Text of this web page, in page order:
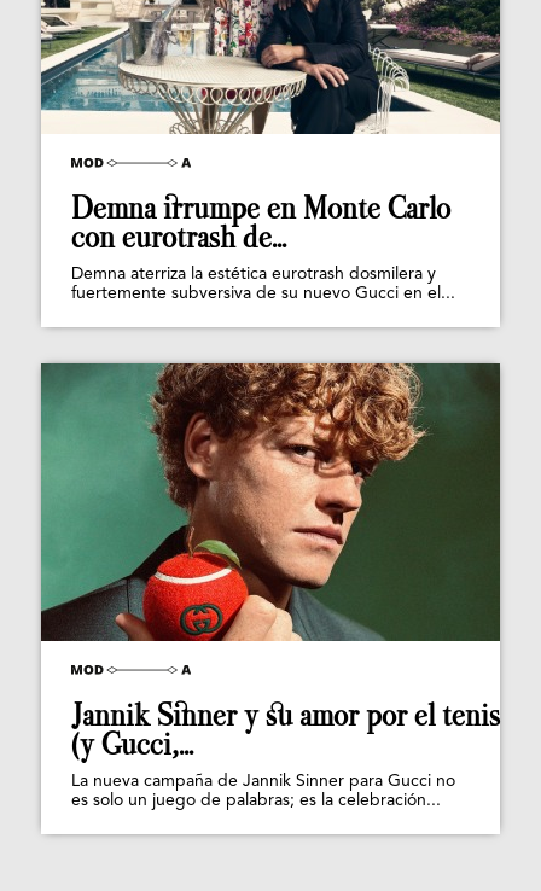
Demna irrumpe en Monte Carlo
con eurotrash de...
Demna aterriza la estética eurotrash dosmilera y
fuertemente subversiva de su nuevo Gucci en el...
Jannik Sinner y su amor por el tenis
(y Gucci,...
La nueva campaña de Jannik Sinner para Gucci no
es solo un juego de palabras; es la celebración...